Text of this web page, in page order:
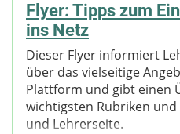
Flyer: Tipps zum
ins Netz
Dieser Flyer informiert
über das vielseitige
Plattform und gibt einen
wichtigsten Rubriken
und Lehrerseite.